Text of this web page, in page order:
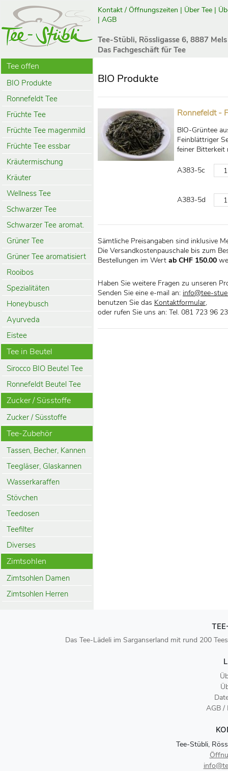
Kontakt / Öffnungszeiten | Über Tee |
| AGB
Tee-Stübli, Rössligasse 6, 8887 Mels
Das Fachgeschäft für Tee
Tee offen
BIO Produkte
Ronnefeldt Tee
Früchte Tee
Früchte Tee magenmild
Früchte Tee essbar
Kräutermischung
Kräuter
Wellness Tee
Schwarzer Tee
Schwarzer Tee aromat.
Grüner Tee
Grüner Tee aromatisiert
Rooibos
Spezialitäten
Honeybusch
Ayurveda
Eistee
Tee in Beutel
Sirocco BIO Beutel Tee
Ronnefeldt Beutel Tee
Zucker / Süsstoffe
Zucker / Süsstoffe
Tee-Zubehör
Tassen, Becher, Kannen
Teegläser, Glaskannen
Wasserkaraffen
Stövchen
Teedosen
Teefilter
Diverses
Zimtsohlen
Zimtsohlen Damen
Zimtsohlen Herren
BIO Produkte
Ronnefeldt -
BIO-Grüntee
Feinblättriger
feiner Bitterkeit
A383-5c
A383-5d
Sämtliche Preisangaben sind inklusive
Die Versandkostenpauschale bis zum
Bestellungen im Wert ab CHF 150.00
Haben Sie weitere Fragen zu unseren
Senden Sie eine e-mail an: info@tee-
benutzen Sie das Kontaktformular,
oder rufen Sie uns an: Tel. 081 723 96 23
Das Tee-Lädeli im Sarganserland mit rund 200
AGB /
Tee-Stübli,